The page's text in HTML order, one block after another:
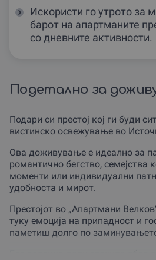
Искористи го утрото за
барот на апартманите
со дневните активности.
Подетално за
Подари си престој кој ги буди
вистинско освежување во
Ова доживување е идеално за
романтично бегство, семејства
моменти или индивидуални
удобноста и мирот.
Престојот во „Апартмани
туку емоција на припадност и
паметиш долго по